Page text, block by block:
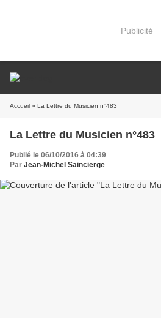
Publicité
Accueil » La Lettre du Musicien n°483
La Lettre du Musicien n°483
Publié le 06/10/2016 à 04:39
Par Jean-Michel Saincierge